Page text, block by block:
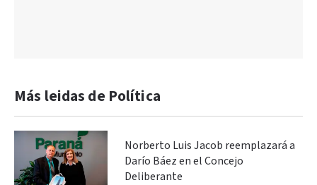
Más leidas de Política
Norberto Luis Jacob reemplazará a
Darío Báez en el Concejo
Deliberante